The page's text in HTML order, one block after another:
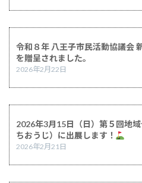
令和８年 八王子市民活動協議会
を贈呈されました。
2026年2月22日
2026年3月15日（日）第５回地
ちおうじ）に出展します！
2026年2月21日